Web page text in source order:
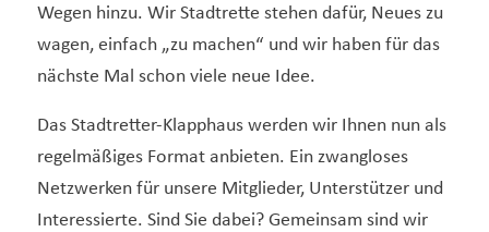
Wegen hinzu. Wir Stadtrette stehen dafür, Neues zu
wagen, einfach „zu machen“ und wir haben für das
nächste Mal schon viele neue Idee.
Das Stadtretter-Klapphaus werden wir Ihnen nun als
regelmäßiges Format anbieten. Ein zwangloses
Netzwerken für unsere Mitglieder, Unterstützer und
Interessierte. Sind Sie dabei? Gemeinsam sind wir